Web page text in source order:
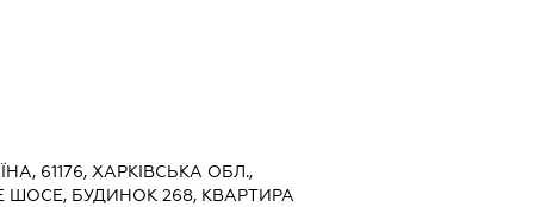
61176, ХАРКІВСЬКА ОБЛ.,
ШОСЕ, БУДИНОК 268, КВАРТИРА